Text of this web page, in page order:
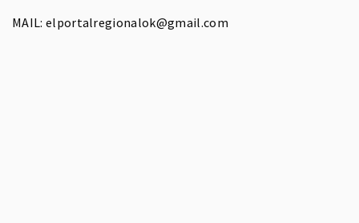
MAIL: elportalregionalok@gmail.com